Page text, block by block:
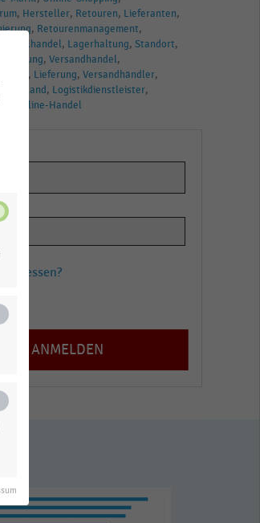
Hersteller Retouren Lieferanten
Retourenmanagement
Einzelhandel Lagerhaltung Standort
Lagerung Versandhandel
Lieferung Versandhändler
Logistikdienstleister
Online-Handel
vergessen?